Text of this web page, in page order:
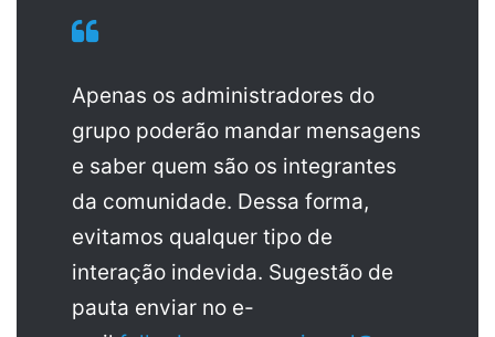
Apenas os administradores do
grupo poderão mandar mensagens
e saber quem são os integrantes
da comunidade. Dessa forma,
evitamos qualquer tipo de
interação indevida. Sugestão de
pauta enviar no e-